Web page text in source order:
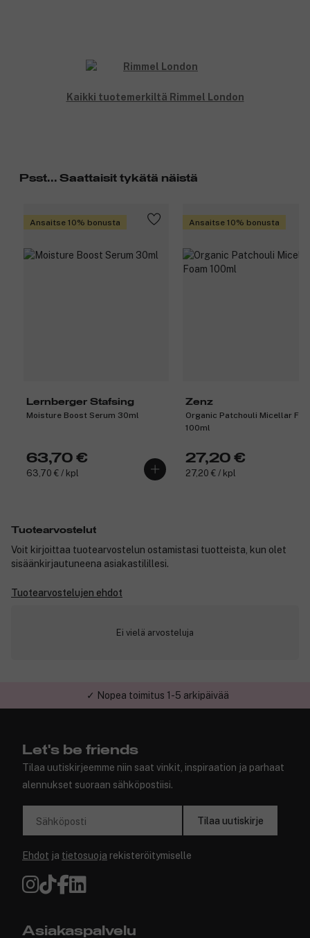
Kaikki tuotemerkiltä Rimmel London
Psst... Saattaisit tykätä näistä
Ansaitse 10% bonusta
Lernberger Stafsing
Moisture Boost Serum 30ml
63,70 €
63,70 € / kpl
Ansaitse 10% bonusta
Zenz
Organic Patchouli Micellar
100ml
27,20 €
27,20 € / kpl
Tuotearvostelut
Voit kirjoittaa tuotearvostelun ostamistasi tuotteista, kun olet
sisäänkirjautuneena asiakastilillesi.
Tuotearvostelujen ehdot
Ei vielä arvosteluja
✓ Nopea toimitus 1-5 arkipäivää
Let's be friends
Tilaa uutiskirjeemme niin saat vinkit, inspiraation ja parhaat
alennukset suoraan sähköpostiisi.
Sähköposti Tilaa uutiskirje
Ehdot ja tietosuoja rekisteröitymiselle
Asiakaspalvelu